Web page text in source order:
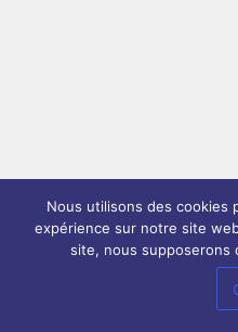
Nous utilisons des cookies
expérience sur notre site
site, nous supposerons